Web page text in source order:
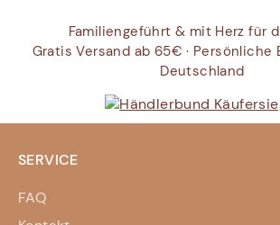
Familiengeführt & mit Herz für
Gratis Versand ab 65€ · Persönliche
Deutschland
SERVICE
FAQ